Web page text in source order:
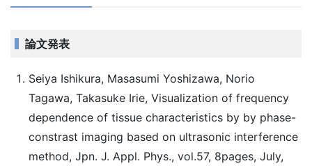
論文発表
Seiya Ishikura, Masasumi Yoshizawa, Norio
Tagawa, Takasuke Irie, Visualization of frequency
dependence of tissue characteristics by by phase-
constrast imaging based on ultrasonic interference
method, Jpn. J. Appl. Phys., vol.57, 8pages, July,